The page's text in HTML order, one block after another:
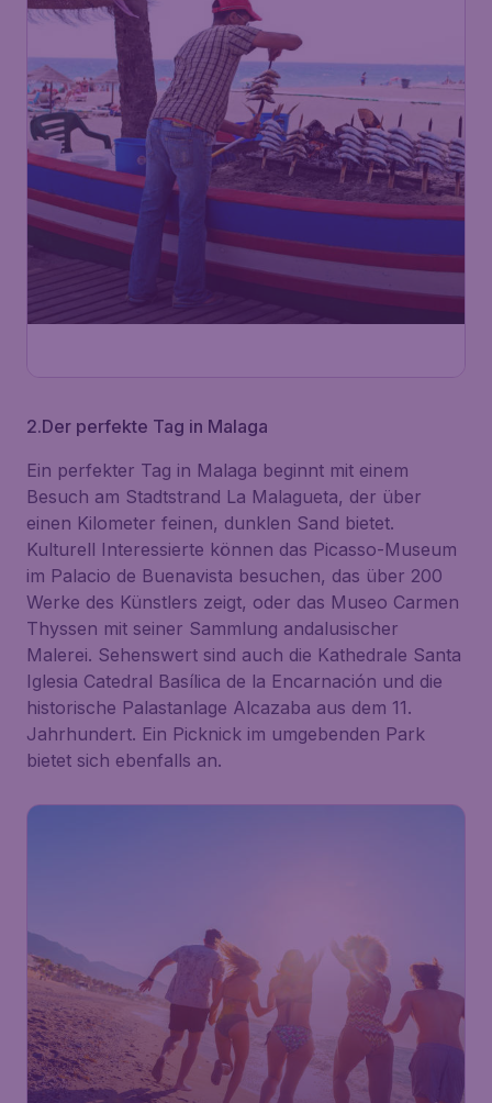
2.Der perfekte Tag in Malaga
Ein perfekter Tag in Malaga beginnt mit einem
Besuch am Stadtstrand La Malagueta, der über
einen Kilometer feinen, dunklen Sand bietet.
Kulturell Interessierte können das Picasso-Museum
im Palacio de Buenavista besuchen, das über 200
Werke des Künstlers zeigt, oder das Museo Carmen
Thyssen mit seiner Sammlung andalusischer
Malerei. Sehenswert sind auch die Kathedrale Santa
Iglesia Catedral Basílica de la Encarnación und die
historische Palastanlage Alcazaba aus dem 11.
Jahrhundert. Ein Picknick im umgebenden Park
bietet sich ebenfalls an.